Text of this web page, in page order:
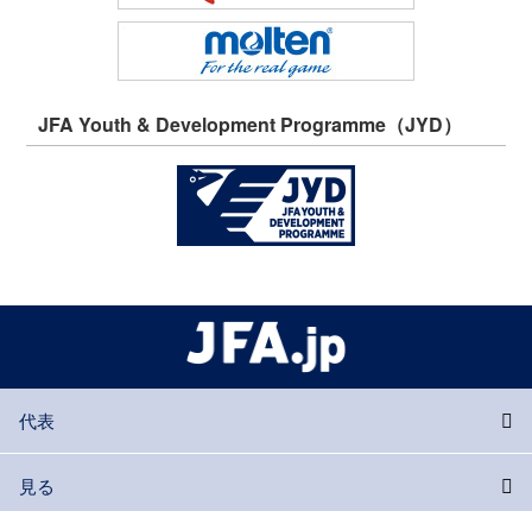
JFA Youth & Development Programme（JYD）
代表
見る